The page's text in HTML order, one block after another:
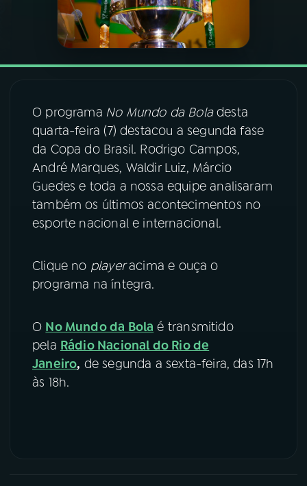
PODCASTS
VIDEOCASTS
08 FESTIVAL DE MÚSICA
ACOMPANHE A RÁDIO NACIONAL
YouTube Facebook
TikTok
O programa No Mundo da Boladesta
quarta-feira (7) destacou a segunda fase
da Copa do Brasil. Rodrigo Campos,
André Marques, Waldir Luiz, Márcio
Guedes e toda a nossa equipe analisaram
também os últimos acontecimentos no
esporte nacional e internacional.
Clique no playeracima e ouça o
programa na íntegra.
O No Mundo da Bola é transmitido
pela Rádio Nacional do Rio de
Janeiro, de segunda a sexta-feira, das 17h
às 18h.